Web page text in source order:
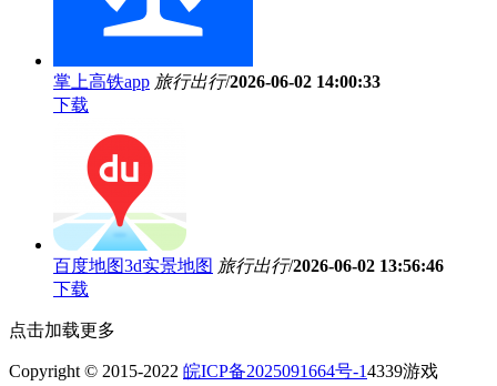
掌上高铁app 旅行出行/2026-06-02 14:00:33
下载
百度地图3d实景地图 旅行出行/2026-06-02 13:56:46
下载
点击加载更多
Copyright © 2015-2022 皖ICP备2025091664号-14339游戏